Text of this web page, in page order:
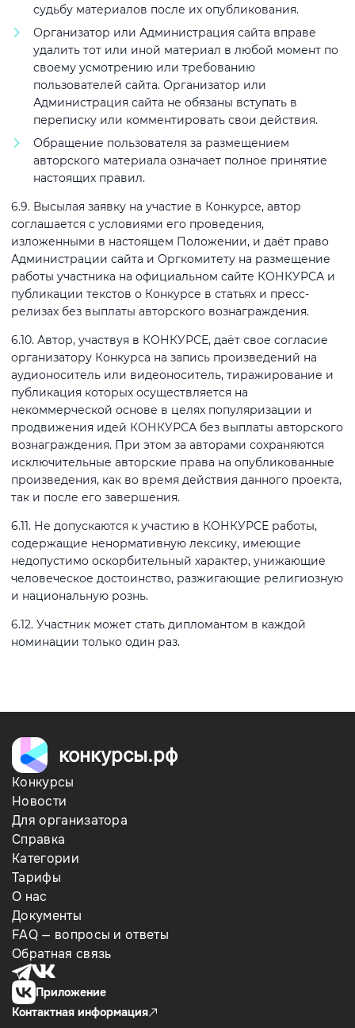
судьбу материалов после их опубликования.
Организатор или Администрация сайта вправе
удалить тот или иной материал в любой момент по
своему усмотрению или требованию
пользователей сайта. Организатор или
Администрация сайта не обязаны вступать в
переписку или комментировать свои действия.
Обращение пользователя за размещением
авторского материала означает полное принятие
настоящих правил.
6.9. Высылая заявку на участие в Конкурсе, автор
соглашается с условиями его проведения,
изложенными в настоящем Положении, и даёт право
Администрации сайта и Оргкомитету на размещение
работы участника на официальном сайте КОНКУРСА и
публикации текстов о Конкурсе в статьях и пресс-
релизах без выплаты авторского вознаграждения.
6.10. Автор, участвуя в КОНКУРСЕ, даёт свое согласие
организатору Конкурса на запись произведений на
аудионоситель или видеоноситель, тиражирование и
публикация которых осуществляется на
некоммерческой основе в целях популяризации и
продвижения идей КОНКУРСА без выплаты авторского
вознаграждения. При этом за авторами сохраняются
исключительные авторские права на опубликованные
произведения, как во время действия данного проекта,
так и после его завершения.
6.11. Не допускаются к участию в КОНКУРСЕ работы,
содержащие ненормативную лексику, имеющие
недопустимо оскорбительный характер, унижающие
человеческое достоинство, разжигающие религиозную
и национальную рознь.
6.12. Участник может стать дипломантом в каждой
номинации только один раз.
конкурсы.рф
Конкурсы
Новости
Для организатора
Справка
Категории
Тарифы
О нас
Документы
FAQ — вопросы и ответы
Обратная связь
Приложение
Контактная информация